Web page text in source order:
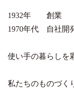
1932年 創業
1970年代 自社開
使い手の暮らしを
私たちのものづく